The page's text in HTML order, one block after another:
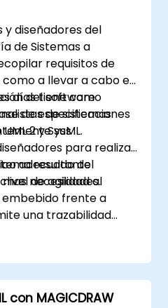
y diseñadores del
de Sistemas a
requisitos de
a llevar a cabo el
del software
de especificaciones
2 y SysML.
días tiene como
de sistemas
sus
para realizar
adecuado del
necesidades.
resultante
de agilidad al
frente a
una trazabilidad
del sistema y
de uso) de los
el nivel de
con MAGICDRAW